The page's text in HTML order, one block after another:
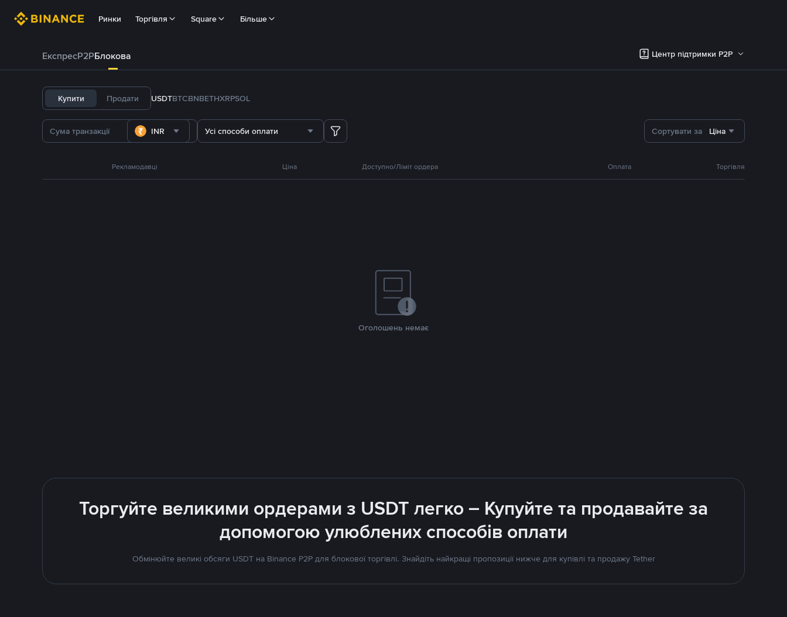
Ринки Торгівля Square Більше
ЕкспресP2PБлокова Центр підтримки P2P
Купити Продати USDTBTCBNBETHXRPSOL
INR Усі способи оплати Сортувати за Ціна
Рекламодавці Ціна Доступно/Ліміт ордера Оплата Торгівля
Оголошень немає
Торгуйте великими ордерами з USDT легко – Купуйте та продавайте за
допомогою улюблених способів оплати
Обмінюйте великі обcяги USDT на Binance P2P для блокової торгівлі. Знайдіть найкращі пропозиції нижче для купівлі та продажу Tether